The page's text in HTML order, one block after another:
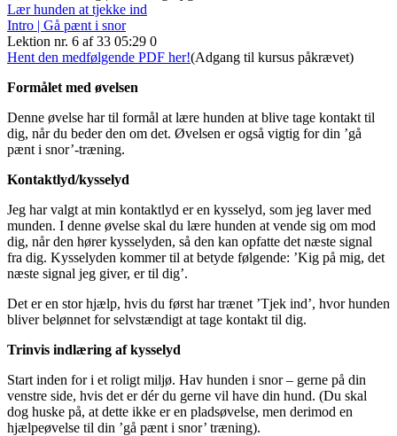
Lær hunden at tjekke ind
Intro | Gå pænt i snor
Lektion nr. 6 af 33 05:29 0
Hent den medfølgende PDF her!(Adgang til kursus påkrævet)
Formålet med øvelsen
Denne øvelse har til formål at lære hunden at blive tage kontakt til
dig, når du beder den om det. Øvelsen er også vigtig for din ’gå
pænt i snor’-træning.
Kontaktlyd/kysselyd
Jeg har valgt at min kontaktlyd er en kysselyd, som jeg laver med
munden. I denne øvelse skal du lære hunden at vende sig om mod
dig, når den hører kysselyden, så den kan opfatte det næste signal
fra dig. Kysselyden kommer til at betyde følgende: ’Kig på mig, det
næste signal jeg giver, er til dig’.
Det er en stor hjælp, hvis du først har trænet ’Tjek ind’, hvor hunden
bliver belønnet for selvstændigt at tage kontakt til dig.
Trinvis indlæring af kysselyd
Start inden for i et roligt miljø. Hav hunden i snor – gerne på din
venstre side, hvis det er dér du gerne vil have din hund. (Du skal
dog huske på, at dette ikke er en pladsøvelse, men derimod en
hjælpeøvelse til din ’gå pænt i snor’ træning).